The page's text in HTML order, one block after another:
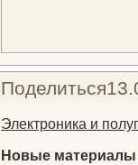
Поделиться
Электроника и
Новые материалы